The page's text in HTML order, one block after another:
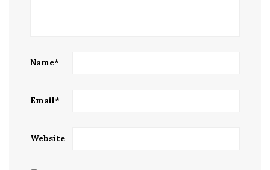
Name*
Email*
Website